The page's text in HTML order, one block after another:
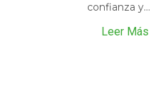
confianza y...
Leer Más